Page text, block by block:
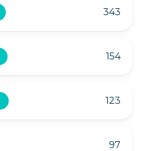
343
154
123
97